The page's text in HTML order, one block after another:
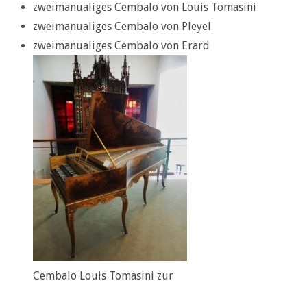
zweimanualiges Cembalo von Louis Tomasini
zweimanualiges Cembalo von Pleyel
zweimanualiges Cembalo von Erard
Cembalo Louis Tomasini zur